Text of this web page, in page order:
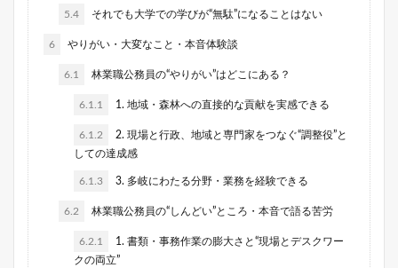
5.4 それでも大学での学びが“無駄”になることはない
6 やりがい・大変なこと・本音体験談
6.1 林業職公務員の“やりがい”はどこにある？
6.1.1 1. 地域・森林への直接的な貢献を実感できる
6.1.2
2. 現場と行政、地域と専門家をつなぐ“調整役”と
しての達成感
6.1.3 3. 多岐にわたる分野・業務を経験できる
6.2 林業職公務員の“しんどい”ところ・本音で語る苦労
6.2.1
1. 書類・事務作業の膨大さと“現場とデスクワー
クの両立”